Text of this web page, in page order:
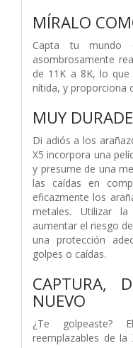
MÍRALO
Capta tu mundo
asombrosamente
de 11K a 8K, lo
nítida, y proporciona
MUY
Di adiós a los
X5 incorpora una
y presume de una
las caídas en
eficazmente los
metales. Utilizar
aumentar el riesgo
una protección
golpes o caídas.
CAPTURA,
NUEVO
¿Te golpeaste?
reemplazables de